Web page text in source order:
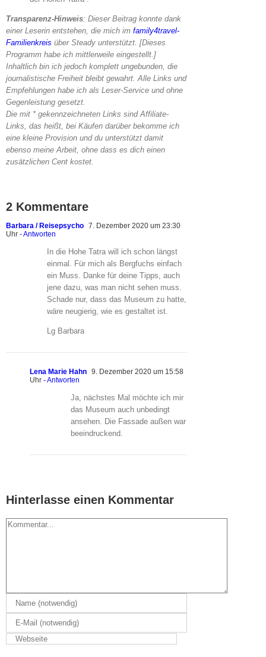
Transparenz-Hinweis: Dieser Beitrag konnte dank
einer Leserin entstehen, die mich im family4travel-
Familienkreis über Steady unterstützt. [Dieses
Programm habe ich mittlerweile eingestellt.]
Inhaltlich bin ich jedoch komplett ungebunden, die
journalistische Freiheit bleibt gewahrt. Alle Links und
Empfehlungen habe ich als Leser-Service und ohne
Gegenleistung gesetzt.
Die mit * gekennzeichneten Links sind Affiliate-
Links, das heißt, bei Käufen darüber bekomme ich
eine kleine Provision und du unterstützt damit
ebenso meine Arbeit, ohne dass es dich einen
zusätzlichen Cent kostet.
2 Kommentare
Barbara / Reisepsycho 7. Dezember 2020 um 23:30
Uhr - Antworten
In die Hohe Tatra will ich schon längst
einmal. Für mich als Bergfuchs einfach
ein Muss. Danke für deine Tipps, auch
jene dazu, was man nicht sehen muss.
Schade nur, dass das Museum zu hatte,
wäre neugierig, wie es gestaltet ist.
Lg Barbara
Lena Marie Hahn 9. Dezember 2020 um 15:58
Uhr - Antworten
Ja, nächstes Mal möchte ich mir
das Museum auch unbedingt
ansehen. Die Fassade außen war
beeindruckend.
Hinterlasse einen Kommentar
Kommentar